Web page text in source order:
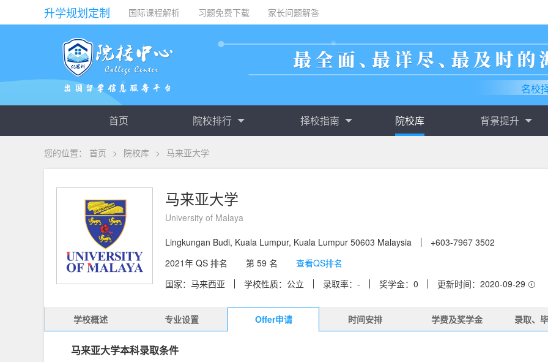
升学规划定制 国际课程解析 习题免费下载 家长问题解答
名校
首页 院校排行 择校指南 院校库 背景提升
您的位置： 首页 > 院校库 > 马来亚大学
马来亚大学
University of Malaya
Lingkungan Budi, Kuala Lumpur, Kuala Lumpur 50603 Malaysia
+603-7967 3502
2021年 QS 排名
第 59 名
查看QS排名
国家：马来西亚
学校性质：公立 录取率：- 奖学金：0 更新时间：2020-09-29
学校概述 专业设置 Offer申请 时间安排 学费及奖学金 录取、
马来亚大学本科录取条件